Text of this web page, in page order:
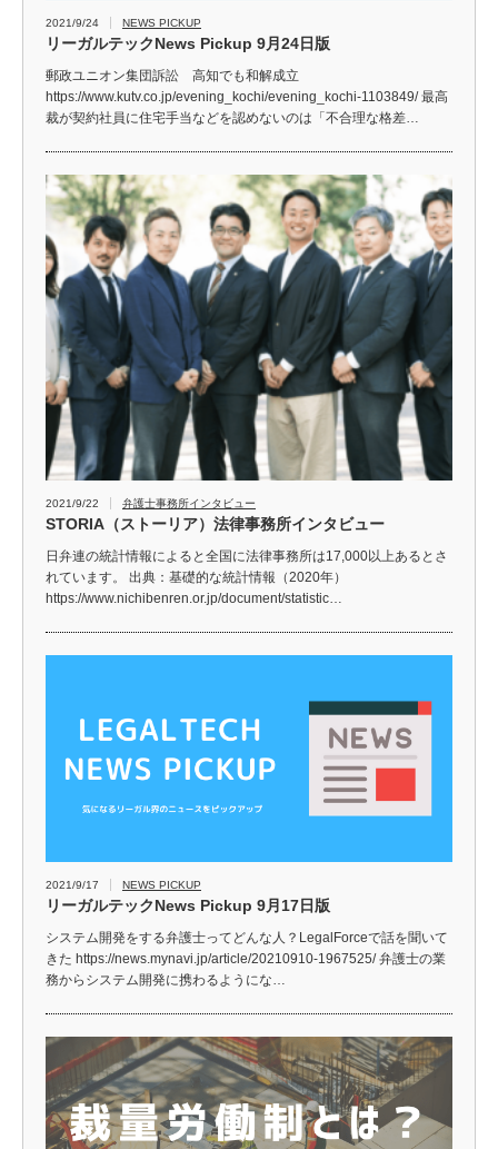
2021/9/24 NEWS PICKUP
リーガルテックNews Pickup 9月24日版
郵政ユニオン集団訴訟 高知でも和解成立
https://www.kutv.co.jp/evening_kochi/evening_kochi-1103849/ 最高
裁が契約社員に住宅手当などを認めないのは「不合理な格差…
2021/9/22 弁護士事務所インタビュー
STORIA（ストーリア）法律事務所インタビュー
日弁連の統計情報によると全国に法律事務所は17,000以上あるとさ
れています。 出典：基礎的な統計情報（2020年）
https://www.nichibenren.or.jp/document/statistic…
2021/9/17 NEWS PICKUP
リーガルテックNews Pickup 9月17日版
システム開発をする弁護士ってどんな人？LegalForceで話を聞いて
きた https://news.mynavi.jp/article/20210910-1967525/ 弁護士の業
務からシステム開発に携わるようにな…